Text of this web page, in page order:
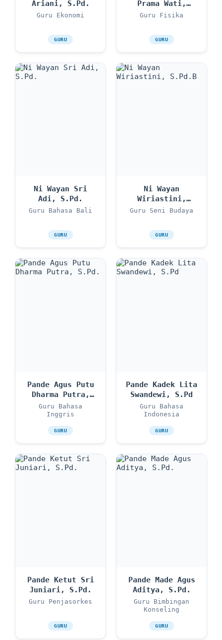
Ariani, S.Pd.
Guru Ekonomi
GURU
Prama Wati,
S.Pd.
Guru Fisika
GURU
Ni Wayan Sri
Adi, S.Pd.
Guru Bahasa Bali
GURU
Ni Wayan
Wiriastini,
S.Pd.B
Guru Seni Budaya
GURU
Pande Agus Putu
Dharma Putra,
S.Pd.
Guru Bahasa
Inggris
GURU
Pande Kadek Lita
Swandewi, S.Pd
Guru Bahasa
Indonesia
GURU
Pande Ketut Sri
Juniari, S.Pd.
Guru Penjasorkes
GURU
Pande Made Agus
Aditya, S.Pd.
Guru Bimbingan
Konseling
GURU